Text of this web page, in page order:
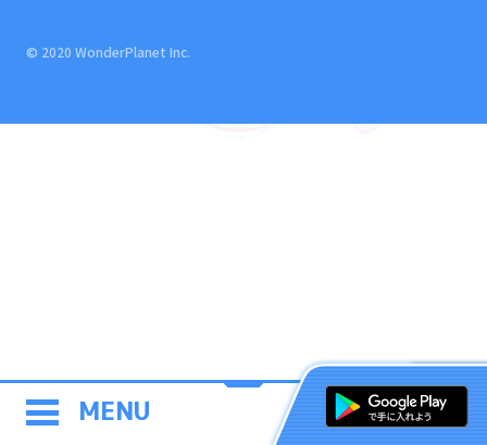
MENU
© 2020 WonderPlanet Inc.